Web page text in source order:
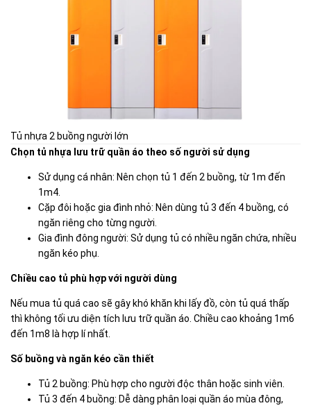
Tủ nhựa 2 buồng người lớn
Chọn tủ nhựa lưu trữ quần áo theo số người sử dụng
Sử dụng cá nhân: Nên chọn tủ 1 đến 2 buồng, từ 1m đến
1m4.
Cặp đôi hoặc gia đình nhỏ: Nên dùng tủ 3 đến 4 buồng, có
ngăn riêng cho từng người.
Gia đình đông người: Sử dụng tủ có nhiều ngăn chứa, nhiều
ngăn kéo phụ.
Chiều cao tủ phù hợp với người dùng
Nếu mua tủ quá cao sẽ gây khó khăn khi lấy đồ, còn tủ quá thấp
thì không tối ưu diện tích lưu trữ quần áo. Chiều cao khoảng 1m6
đến 1m8 là hợp lí nhất.
Số buồng và ngăn kéo cần thiết
Tủ 2 buồng: Phù hợp cho người độc thân hoặc sinh viên.
Tủ 3 đến 4 buồng: Dễ dàng phân loại quần áo mùa đông,